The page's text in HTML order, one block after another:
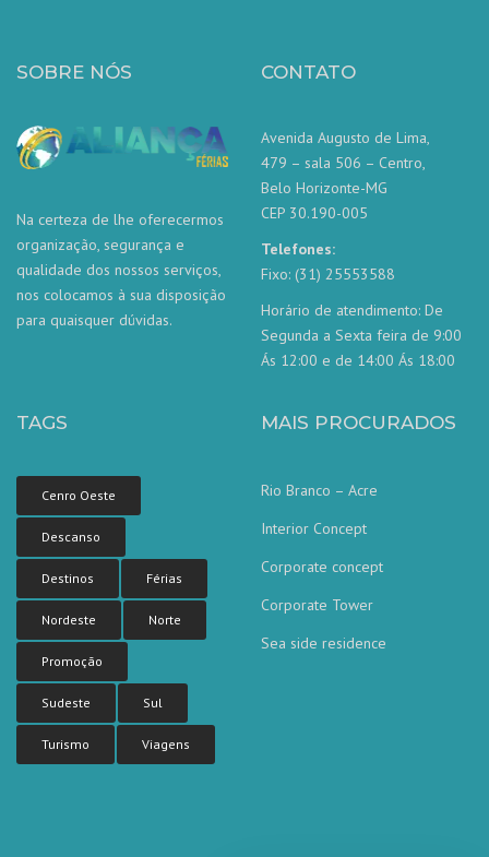
SOBRE NÓS
Na certeza de lhe oferecermos
organização, segurança e
qualidade dos nossos serviços,
nos colocamos à sua disposição
para quaisquer dúvidas.
CONTATO
Avenida Augusto de Lima,
479 – sala 506 – Centro,
Belo Horizonte-MG
CEP 30.190-005
Telefones:
Fixo: (31) 25553588
Horário de atendimento: De
Segunda a Sexta feira de 9:00
Ás 12:00 e de 14:00 Ás 18:00
TAGS
Cenro Oeste
Descanso
Destinos Férias
Nordeste Norte
Promoção
Sudeste Sul
Turismo Viagens
MAIS PROCURADOS
Rio Branco – Acre
Interior Concept
Corporate concept
Corporate Tower
Sea side residence
Nossa equipe de atendimento ao